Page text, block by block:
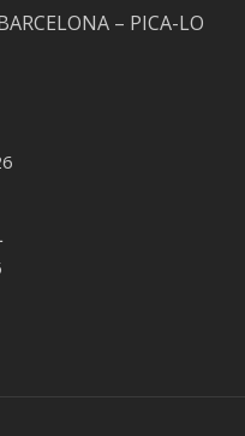
– PICA-LO